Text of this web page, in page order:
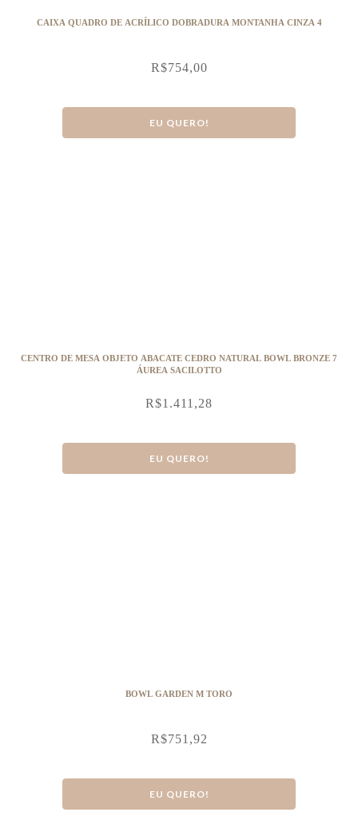
CAIXA QUADRO DE ACRÍLICO DOBRADURA MONTANHA CINZA 4
R$754,00
EU QUERO!
CENTRO DE MESA OBJETO ABACATE CEDRO NATURAL BOWL BRONZE 7
ÁUREA SACILOTTO
R$1.411,28
EU QUERO!
BOWL GARDEN M TORO
R$751,92
EU QUERO!